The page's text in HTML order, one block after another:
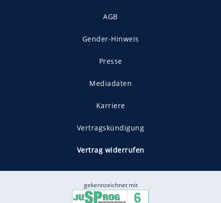
AGB
Gender-Hinweis
Presse
Mediadaten
Karriere
Vertragskündigung
Vertrag widerrufen
gekennzeichnet mit